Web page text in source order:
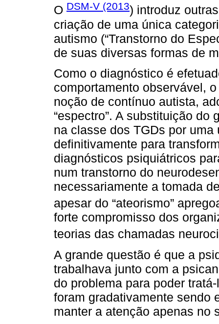
O DSM-V (2013) introduz
criação de uma única
autismo (“Transtorno do
de suas diversas formas de
Como o diagnóstico é
comportamento observável,
noção de contínuo autista,
“espectro”. A substituição
na classe dos TGDs por
definitivamente para
diagnósticos psiquiátricos
num transtorno do
necessariamente a tomada
apesar do “ateorismo”
forte compromisso dos
teorias das chamadas
A grande questão é que a
trabalhava junto com a
do problema para poder
foram gradativamente sendo
manter a atenção apenas no